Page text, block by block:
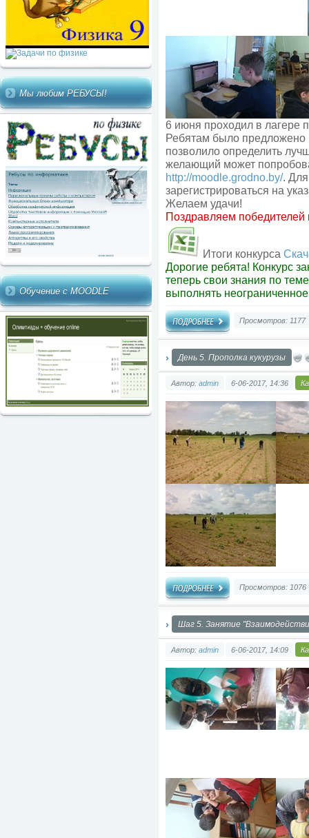
Мы любим РЕБУСЫ!
Обучение с MOODLE
6 июня проходил в лагере
Ребятам было предложено
позволило определить
желающий может
http://moodle.grodno.by/.
зарегистрироваться на
Желаем удачи!
Поздравляем победителей
Итоги конкурса
Дорогие ребята! Конкурс
теперь свои знания по
выполнять
Просмотров: 1177
День 5. Прополка кукурузы
Автор: admin 6-06-2017, 14:36
Просмотров: 1076
Шаг 5. Занятие
Автор: admin 6-06-2017, 14:09